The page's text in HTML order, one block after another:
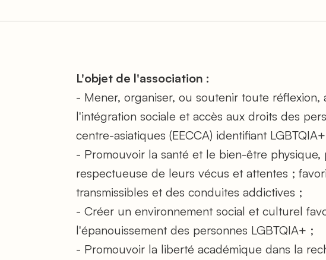
L'objet de l'association :
- Mener, organiser, ou soutenir toute
l'intégration sociale et accès aux droits des
centre-asiatiques (EECCA) identifiant
- Promouvoir la santé et le bien-être physique,
respectueuse de leurs vécus et attentes ;
transmissibles et des conduites addictives ;
- Créer un environnement social et culturel
l'épanouissement des personnes LGBTQIA+ ;
- Promouvoir la liberté académique dans la